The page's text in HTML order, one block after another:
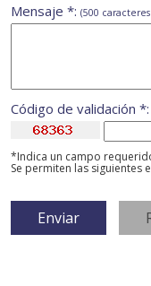
Mensaje *: (500
Código de validación *:
*Indica un campo
Se permiten las siguientes